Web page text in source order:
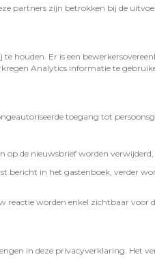
partners zijn betrokken bij de
houden. Er is een
Analytics informatie te
toegang tot
op de nieuwsbrief worden
bericht in het gastenboek, verder
reactie worden enkel zichtbaar
in deze privacyverklaring. Het